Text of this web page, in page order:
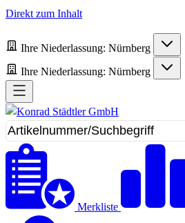
Direkt zum Inhalt
Ihre Niederlassung: Nürnberg
Ihre Niederlassung: Nürnberg
Merkliste